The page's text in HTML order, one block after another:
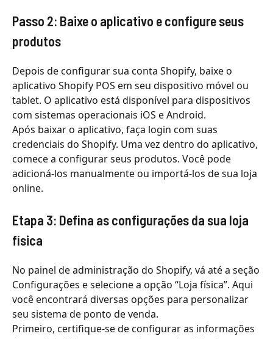
Passo 2: Baixe o aplicativo e configure seus
produtos
Depois de configurar sua conta Shopify, baixe o
aplicativo Shopify POS em seu dispositivo móvel ou
tablet. O aplicativo está disponível para dispositivos
com sistemas operacionais iOS e Android.
Após baixar o aplicativo, faça login com suas
credenciais do Shopify. Uma vez dentro do aplicativo,
comece a configurar seus produtos. Você pode
adicioná-los manualmente ou importá-los de sua loja
online.
Etapa 3: Defina as configurações da sua loja
física
No painel de administração do Shopify, vá até a seção
Configurações e selecione a opção “Loja física”. Aqui
você encontrará diversas opções para personalizar
seu sistema de ponto de venda.
Primeiro, certifique-se de configurar as informações